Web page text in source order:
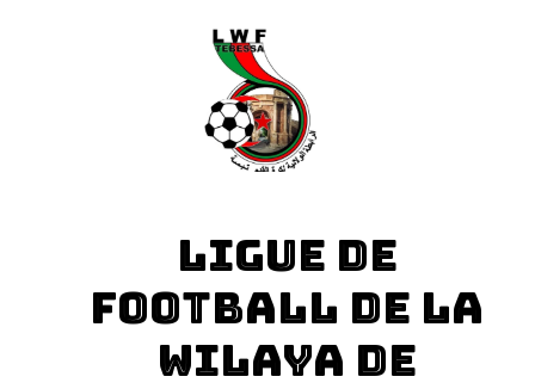
LIGUE DE
FOOTBALL DE LA
WILAYA DE